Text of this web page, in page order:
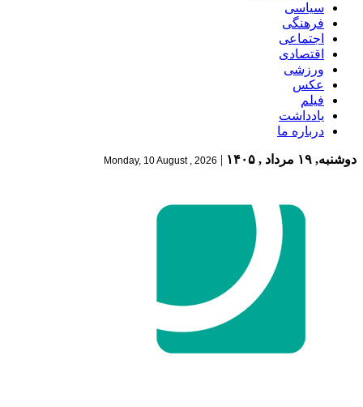
سیاسی
فرهنگی
اجتماعی
اقتصادی
ورزشی
عکس
فیلم
یادداشت
درباره ما
دوشنبه, ۱۹ مرداد , ۱۴۰۵ |
Monday, 10 August , 2026